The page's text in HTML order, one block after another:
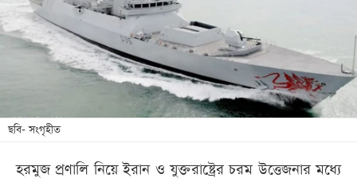
খেলা
বিনোদন
শিক্ষা
ছবি- সংগৃহীত
হরমুজ প্রণালি নিয়ে ইরান ও যুক্তরাষ্ট্রের চরম উত্তেজনার মধ্যে